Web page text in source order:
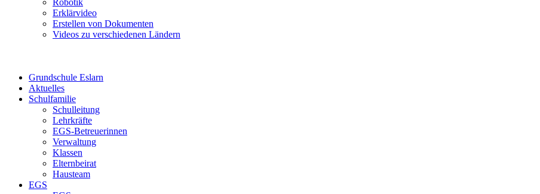
Robotik
Erklärvideo
Erstellen von Dokumenten
Videos zu verschiedenen Ländern
Grundschule Eslarn
Aktuelles
Schulfamilie
Schulleitung
Lehrkräfte
EGS-Betreuerinnen
Verwaltung
Klassen
Elternbeirat
Hausteam
EGS